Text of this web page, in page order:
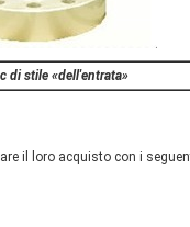
di stile «dell'entrata»
il loro acquisto con i